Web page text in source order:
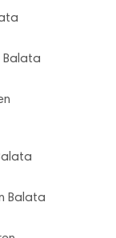
Balata
Balata